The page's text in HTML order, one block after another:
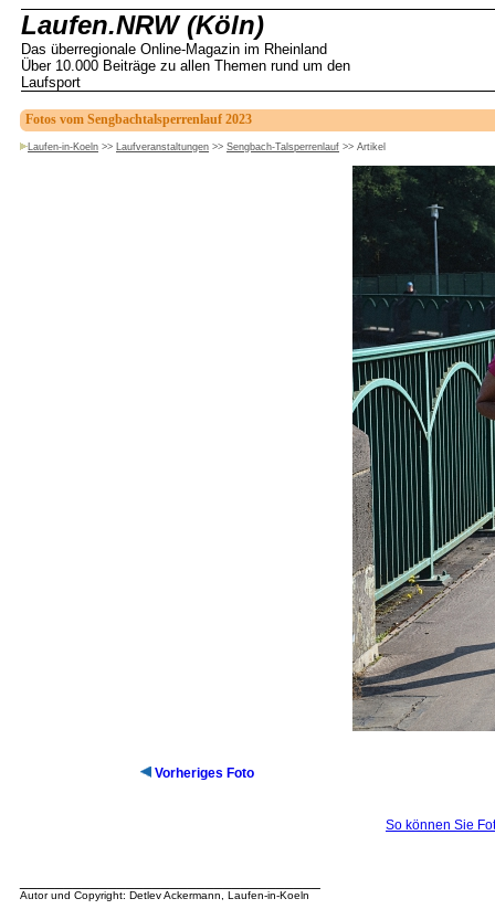
Laufen.NRW (Köln)
Das überregionale Online-Magazin im Rheinland
Über 10.000 Beiträge zu allen Themen rund um den
Laufsport
Fotos vom Sengbachtalsperrenlauf 2023
Laufen-in-Koeln >> Laufveranstaltungen >> Sengbach-Talsperrenlauf >> Artikel
Vorheriges Foto
So können Sie
Autor und Copyright: Detlev Ackermann, Laufen-in-Koeln